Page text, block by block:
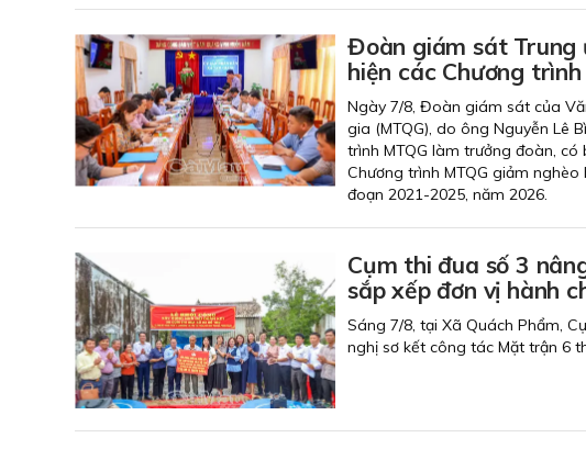
Đoàn giám sát Trung
hiện các Chương
Ngày 7/8, Đoàn giám sát của
gia (MTQG), do ông Nguyễn Lê
trình MTQG làm trưởng đoàn, có
Chương trình MTQG giảm
đoạn 2021-2025, năm 2026.
Cụm thi đua số 3
sắp xếp đơn vị hành
Sáng 7/8, tại Xã Quách Phẩm,
nghị sơ kết công tác Mặt trận 6